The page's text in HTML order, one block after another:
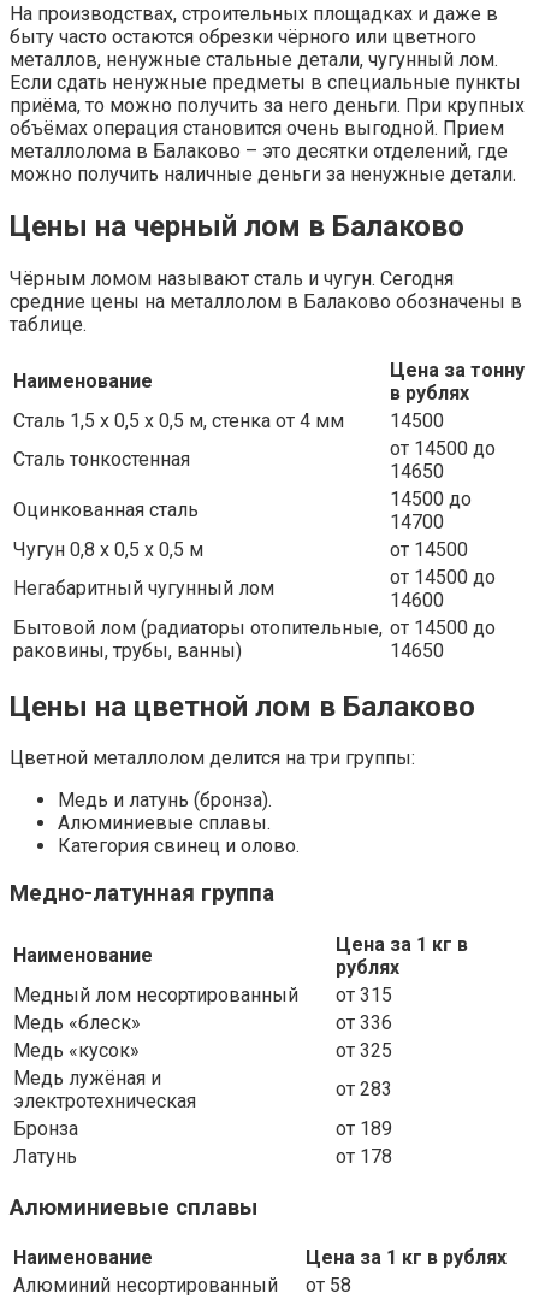
На производствах, строительных площадках и даже в
быту часто остаются обрезки чёрного или цветного
металлов, ненужные стальные детали, чугунный лом.
Если сдать ненужные предметы в специальные пункты
приёма, то можно получить за него деньги. При крупных
объёмах операция становится очень выгодной. Прием
металлолома в Балаково – это десятки отделений, где
можно получить наличные деньги за ненужные детали.
Цены на черный лом в Балаково
Чёрным ломом называют сталь и чугун. Сегодня
средние цены на металлолом в Балаково обозначены в
таблице.
Наименование
Цена за тонну
в рублях
Сталь 1,5 х 0,5 х 0,5 м, стенка от 4 мм
14500
Сталь тонкостенная
от 14500 до
14650
Оцинкованная сталь
14500 до
14700
Чугун 0,8 х 0,5 х 0,5 м
от 14500
Негабаритный чугунный лом
от 14500 до
14600
Бытовой лом (радиаторы отопительные,
раковины, трубы, ванны)
от 14500 до
14650
Цены на цветной лом в Балаково
Цветной металлолом делится на три группы:
Медь и латунь (бронза).
Алюминиевые сплавы.
Категория свинец и олово.
Медно-латунная группа
Наименование
Цена за 1 кг в
рублях
Медный лом несортированный
от 315
Медь «блеск»
от 336
Медь «кусок»
от 325
Медь лужёная и
электротехническая
от 283
Бронза
от 189
Латунь
от 178
Алюминиевые сплавы
Наименование
Цена за 1 кг в рублях
Алюминий несортированный
от 58